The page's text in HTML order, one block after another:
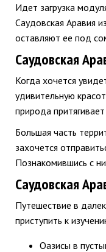
Идет загрузка
Саудовская Аравия
оставляют ее под
Саудовская
Когда хочется
удивительную
природа
Большая часть
захочется
Познакомившись с
Саудовская
Путешествие в
приступить к
Оазисы в